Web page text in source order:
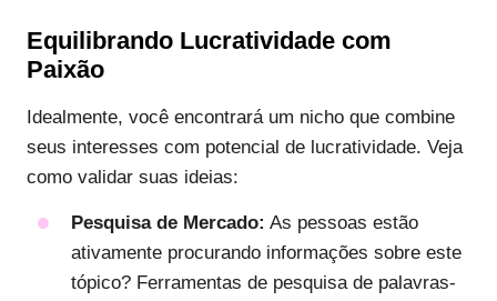
Equilibrando Lucratividade com
Paixão
Idealmente, você encontrará um nicho que combine
seus interesses com potencial de lucratividade. Veja
como validar suas ideias:
Pesquisa de Mercado: As pessoas estão
ativamente procurando informações sobre este
tópico? Ferramentas de pesquisa de palavras-